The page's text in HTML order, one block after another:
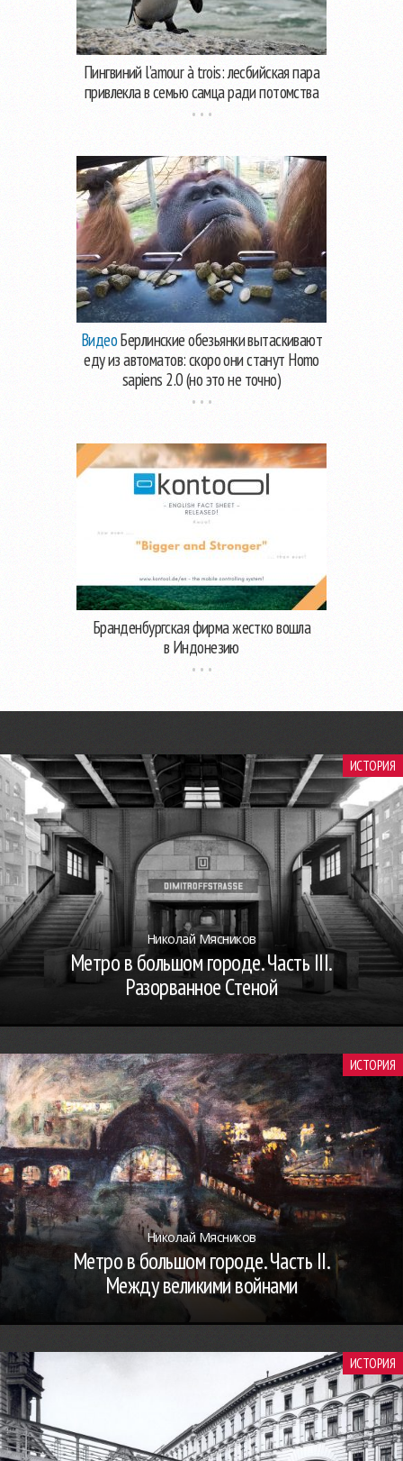
Пингвиний l’amour à trois: лесбийская пара
привлекла в семью самца ради потомства
ВидеоБерлинские обезьянки вытаскивают
еду из автоматов: скоро они станут Homo
sapiens 2.0 (но это не точно)
Бранденбургская фирма жестко вошла
в Индонезию
ИСТОРИЯ
Николай Мясников
Метро в большом городе. Часть III.
Разорванное Стеной
ИСТОРИЯ
Николай Мясников
Метро в большом городе. Часть II.
Между великими войнами
ИСТОРИЯ